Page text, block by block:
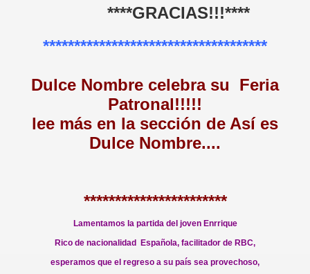
****GRACIAS!!!****
************************************
Dulce Nombre celebra su Feria
Patronal!!!!!
lee más en la sección de Así es
Dulce Nombre....
***********************
Lamentamos la partida del joven Enrrique
Rico de nacionalidad Española, facilitador de RBC,
esperamos que el regreso a su país sea provechoso,